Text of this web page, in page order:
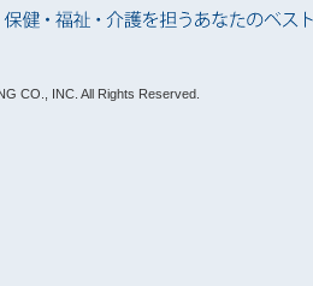
CO., INC. All Rights Reserved.